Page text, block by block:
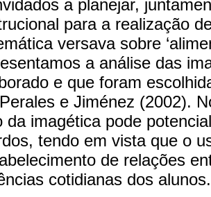
a planejar,
para a realização
versava sobre
a análise das
e que foram
e Jiménez (2002).
da imagética pode
tendo em vista que o
de relações
cotidianas dos alunos.